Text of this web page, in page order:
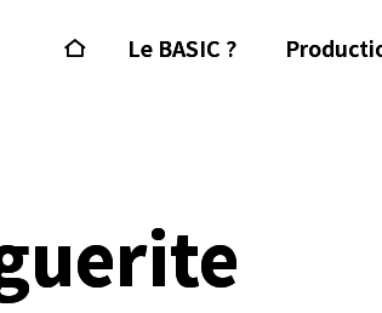
Le BASIC ?